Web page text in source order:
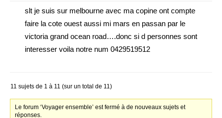
slt je suis sur melbourne avec ma copine ont compte
faire la cote ouest aussi mi mars en passan par le
victoria grand ocean road….donc si d personnes sont
interesser voila notre num 0429519512
11 sujets de 1 à 11 (sur un total de 11)
Le forum ‘Voyager ensemble’ est fermé à de nouveaux sujets et
réponses.